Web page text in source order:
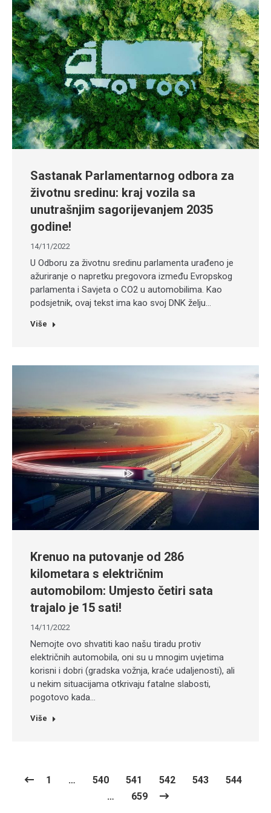
Sastanak Parlamentarnog odbora za
životnu sredinu: kraj vozila sa
unutrašnjim sagorijevanjem 2035
godine!
14/11/2022
U Odboru za životnu sredinu parlamenta urađeno je
ažuriranje o napretku pregovora između Evropskog
parlamenta i Savjeta o CO2 u automobilima. Kao
podsjetnik, ovaj tekst ima kao svoj DNK želju…
Više
Krenuo na putovanje od 286
kilometara s električnim
automobilom: Umjesto četiri sata
trajalo je 15 sati!
14/11/2022
Nemojte ovo shvatiti kao našu tiradu protiv
električnih automobila, oni su u mnogim uvjetima
korisni i dobri (gradska vožnja, kraće udaljenosti), ali
u nekim situacijama otkrivaju fatalne slabosti,
pogotovo kada…
Više
1 … 540 541 542 543
544
…
659